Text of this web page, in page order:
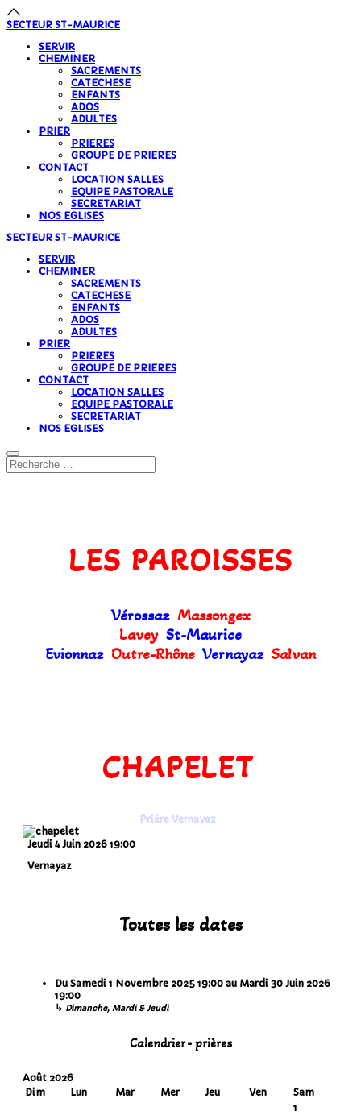
SECTEUR ST-MAURICE
SERVIR
CHEMINER
SACREMENTS
CATECHESE
ENFANTS
ADOS
ADULTES
PRIER
PRIERES
GROUPE DE PRIERES
CONTACT
LOCATION SALLES
EQUIPE PASTORALE
SECRETARIAT
NOS EGLISES
SECTEUR ST-MAURICE
SERVIR
CHEMINER
SACREMENTS
CATECHESE
ENFANTS
ADOS
ADULTES
PRIER
PRIERES
GROUPE DE PRIERES
CONTACT
LOCATION SALLES
EQUIPE PASTORALE
SECRETARIAT
NOS EGLISES
LES PAROISSES
Vérossaz Massongex
Lavey St-Maurice
Evionnaz Outre-Rhône Vernayaz Salvan
CHAPELET
Prière Vernayaz
Jeudi 4 Juin 2026 19:00
Vernayaz
Toutes les dates
Du Samedi 1 Novembre 2025 19:00 au Mardi 30 Juin 2026
19:00
↳ Dimanche, Mardi & Jeudi
Calendrier - prières
Août 2026
Dim
Lun Mar Mer Jeu Ven
Sam
1